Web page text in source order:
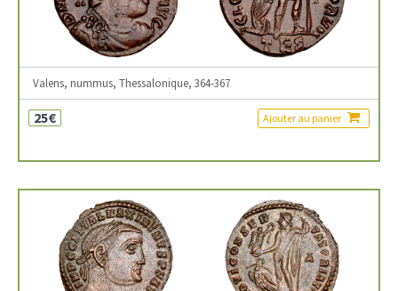
Valens, nummus, Thessalonique, 364-367
25€ Ajouter au panier